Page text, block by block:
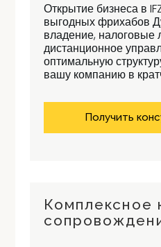
Открытие бизнеса в
выгодных фрихабов
владение, налоговые
дистанционное
оптимальную
вашу компанию в
Получить
Комплексное